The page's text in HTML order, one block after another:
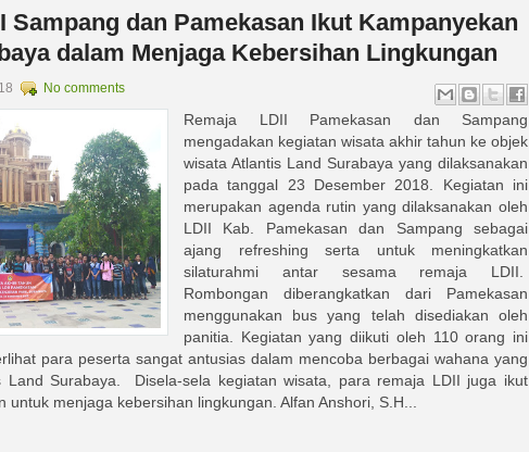
Sampang dan Pamekasan Ikut Kampanyekan
dalam Menjaga Kebersihan Lingkungan
No comments
Remaja LDII Pamekasan dan Sampang
mengadakan kegiatan wisata akhir tahun ke objek
wisata Atlantis Land Surabaya yang dilaksanakan
pada tanggal 23 Desember 2018. Kegiatan ini
merupakan agenda rutin yang dilaksanakan oleh
LDII Kab. Pamekasan dan Sampang sebagai
ajang refreshing serta untuk meningkatkan
silaturahmi antar sesama remaja LDII.
Rombongan diberangkatkan dari Pamekasan
menggunakan bus yang telah disediakan oleh
panitia. Kegiatan yang diikuti oleh 110 orang ini
para peserta sangat antusias dalam mencoba berbagai wahana yang
Land Surabaya. Disela-sela kegiatan wisata, para remaja LDII juga ikut
untuk menjaga kebersihan lingkungan. Alfan Anshori, S.H...